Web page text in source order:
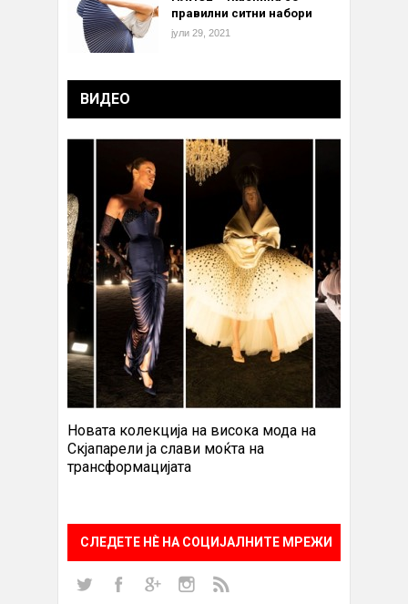
правилни ситни набори
јули 29, 2021
ВИДЕО
Новата колекција на висока мода на
Скјапарели ја слави моќта на
трансформацијата
СЛЕДЕТЕ НÈ НА СОЦИЈАЛНИТЕ МРЕЖИ